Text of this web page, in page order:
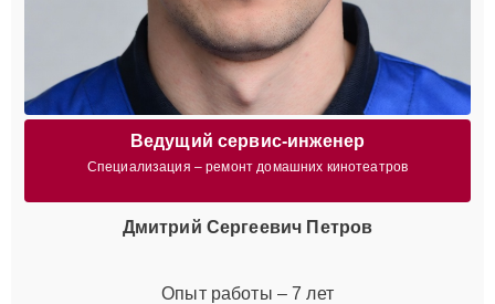
Ведущий сервис-инженер
Специализация – ремонт домашних кинотеатров
Дмитрий Сергеевич Петров
Опыт работы – 7 лет